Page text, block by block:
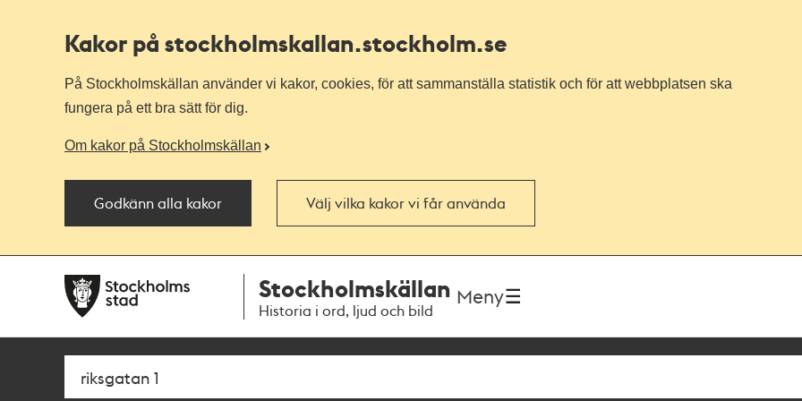
Kakor på stockholmskallan.stockholm.se
På Stockholmskällan använder vi kakor, cookies, för att sammanställa statistik och för att webbplatsen ska
fungera på ett bra sätt för dig.
Om kakor på Stockholmskällan
Godkänn alla kakor Välj vilka kakor vi får använda
navigationen
huvudinnehållet
Stockholmskällan
Historia i ord, ljud och bild
Meny
Sök